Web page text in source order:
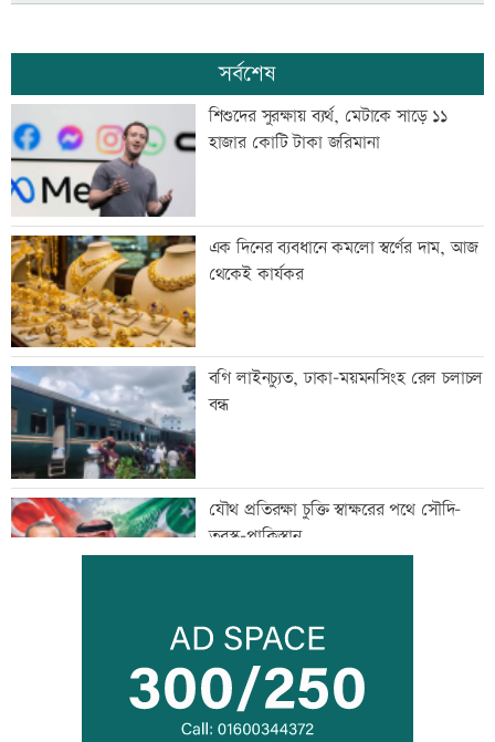
সর্বশেষ
শিশুদের সুরক্ষায় ব্যর্থ, মেটাকে সাড়ে ১১
হাজার কোটি টাকা জরিমানা
এক দিনের ব্যবধানে কমলো স্বর্ণের দাম, আজ
থেকেই কার্যকর
বগি লাইনচ্যুত, ঢাকা-ময়মনসিংহ রেল চলাচল
বন্ধ
যৌথ প্রতিরক্ষা চুক্তি স্বাক্ষরের পথে সৌদি-
তুরস্ক-পাকিস্তান
বিশ্ববাজারে ফের বাড়ল জ্বালানি তেলের দাম